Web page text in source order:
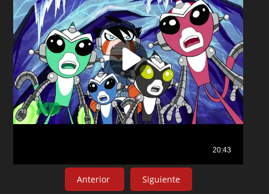
Anterior Siguiente